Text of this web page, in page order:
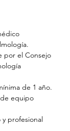
por el Consejo
de 1 año.
equipo
profesional